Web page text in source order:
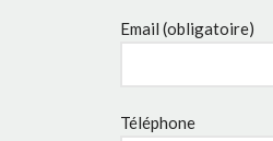
Email (obligatoire)
Téléphone